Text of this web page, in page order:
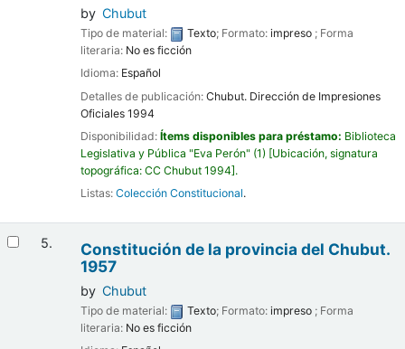
by Chubut
Tipo de material: Texto; Formato: impreso ; Forma
literaria: No es ficción
Idioma: Español
Detalles de publicación: Chubut. Dirección de Impresiones
Oficiales 1994
Disponibilidad: Ítems disponibles para préstamo: Biblioteca
Legislativa y Pública "Eva Perón" (1) Ubicación, signatura
topográfica: CC Chubut 1994 .
Listas: Colección Constitucional.
5.
Constitución de la provincia del Chubut.
1957
by Chubut
Tipo de material: Texto; Formato: impreso ; Forma
literaria: No es ficción